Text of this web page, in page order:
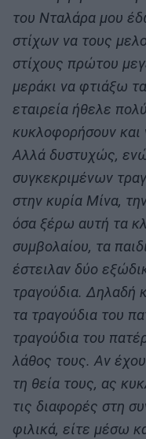
του Νταλάρα μου
στίχων να τους
στίχους πρώτου
μεράκι να φτιάξω
εταιρεία ήθελε
κυκλοφορήσουν και
Αλλά δυστυχώς,
συγκεκριμένων
στην κυρία Μίνα,
όσα ξέρω αυτή τα
συμβολαίου, τα
έστειλαν δύο
τραγούδια. Δηλαδή
τα τραγούδια του
τραγούδια του
λάθος τους. Αν
τη θεία τους, ας
τις διαφορές στη
φιλικά, είτε μέσω